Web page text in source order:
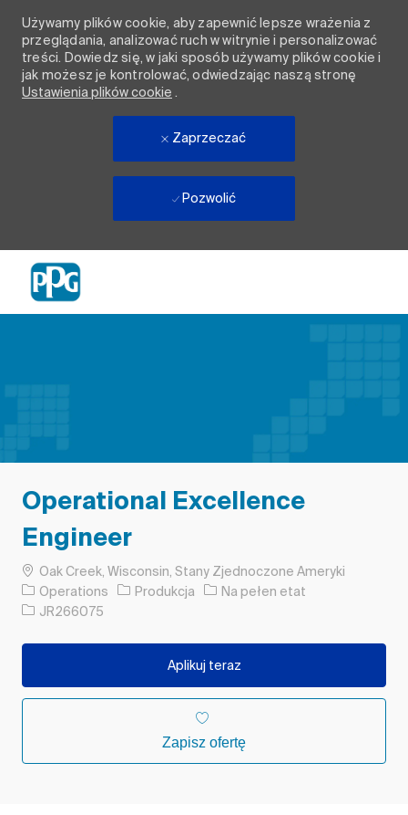
Używamy plików cookie, aby zapewnić lepsze wrażenia z
przeglądania, analizować ruch w witrynie i personalizować
treści. Dowiedz się, w jaki sposób używamy plików cookie i
jak możesz je kontrolować, odwiedzając naszą stronę
Ustawienia plików cookie .
Zaprzeczać
Pozwolić
Operational Excellence
Engineer
Lokalizacja
Oak Creek, Wisconsin, Stany Zjednoczone Ameryki
Operations
Kategoria
Produkcja Rodzaj pracy
Na pełen etat
Identyfikator zadania
JR266075
Aplikuj teraz
Zapisz ofertę